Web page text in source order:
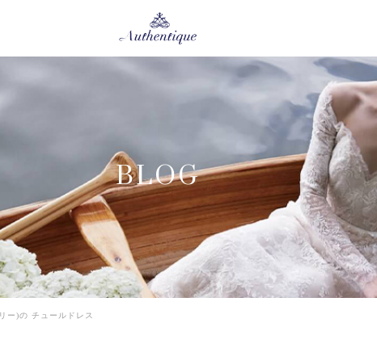
BLOG
ー)の チュールドレス